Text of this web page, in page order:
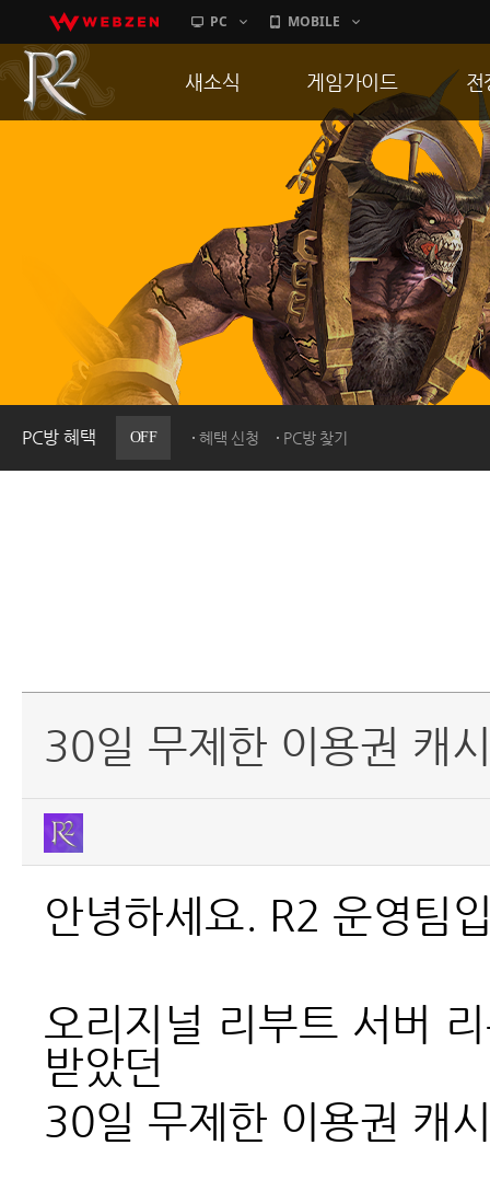
PC MOBILE
PC방 혜택 OFF 혜택 신청 PC방 찾기
새소식
이벤트
히스토리
PC방으로간다
게임가이드
게임 특징
서버가이드
신병훈련소
세부가이드
통합보급센터
전
통
공
30일 무제한 이용권 캐
안녕하세요. R2 운영팀
오리지널 리부트 서버
받았던
30일 무제한 이용권 캐